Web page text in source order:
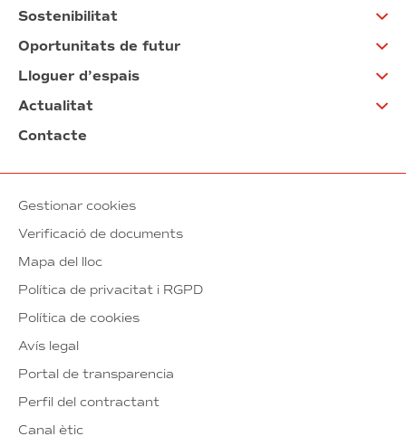
Sostenibilitat
Oportunitats de futur
Lloguer d’espais
Actualitat
Contacte
Gestionar cookies
Verificació de documents
Mapa del lloc
Política de privacitat i RGPD
Política de cookies
Avís legal
Portal de transparencia
Perfil del contractant
Canal ètic